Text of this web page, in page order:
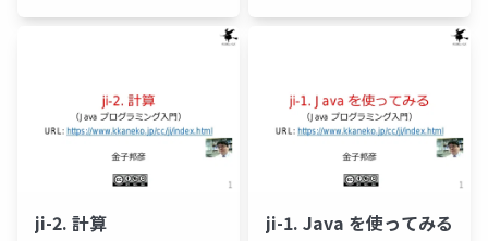
ji-2. 計算 ji-1. Java を使ってみる